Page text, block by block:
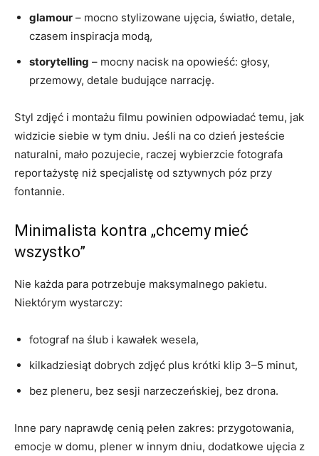
glamour – mocno stylizowane ujęcia, światło, detale,
czasem inspiracja modą,
storytelling – mocny nacisk na opowieść: głosy,
przemowy, detale budujące narrację.
Styl zdjęć i montażu filmu powinien odpowiadać temu, jak
widzicie siebie w tym dniu. Jeśli na co dzień jesteście
naturalni, mało pozujecie, raczej wybierzcie fotografa
reportażystę niż specjalistę od sztywnych póz przy
fontannie.
Minimalista kontra „chcemy mieć
wszystko”
Nie każda para potrzebuje maksymalnego pakietu.
Niektórym wystarczy:
fotograf na ślub i kawałek wesela,
kilkadziesiąt dobrych zdjęć plus krótki klip 3–5 minut,
bez pleneru, bez sesji narzeczeńskiej, bez drona.
Inne pary naprawdę cenią pełen zakres: przygotowania,
emocje w domu, plener w innym dniu, dodatkowe ujęcia z